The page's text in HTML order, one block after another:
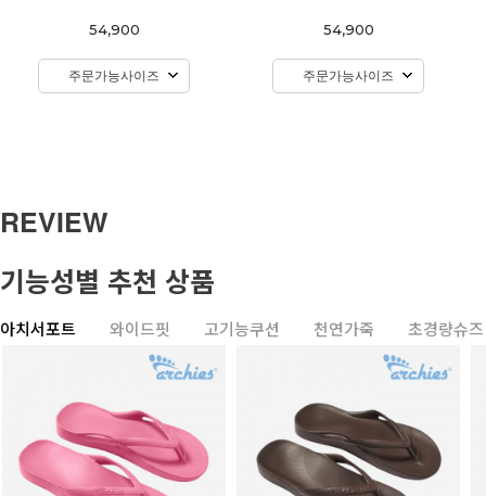
54,900
주문가능사이즈
54,900
주문가능사이즈
REVIEW
기능성별 추천 상품
아치서포트 와이드핏 고기능쿠션 천연가죽 초경량슈즈